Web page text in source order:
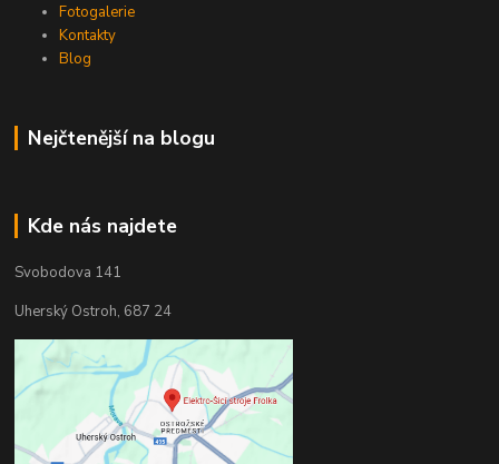
Fotogalerie
Kontakty
Blog
Nejčtenější na blogu
Kde nás najdete
Svobodova 141
Uherský Ostroh, 687 24